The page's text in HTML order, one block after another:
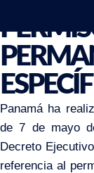
Panamá ha
de 7 de mayo
Decreto
referencia al